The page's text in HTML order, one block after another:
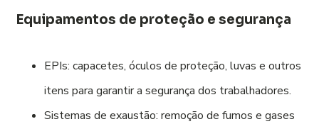
Equipamentos de proteção e segurança
EPIs: capacetes, óculos de proteção, luvas e outros
itens para garantir a segurança dos trabalhadores.
Sistemas de exaustão: remoção de fumos e gases